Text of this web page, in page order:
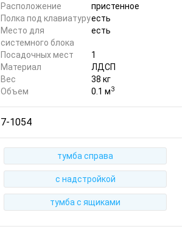
Расположение
пристенное
Полка под клавиатуруесть
Место для
системного блока
есть
Посадочных мест
1
Материал
ЛДСП
Вес
38 кг
Объем
0.1 м3
7-1054
тумба справа
с надстройкой
тумба с ящиками